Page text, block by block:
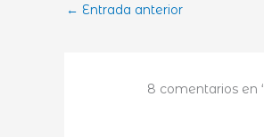
← Entrada anterior
8 comentarios en